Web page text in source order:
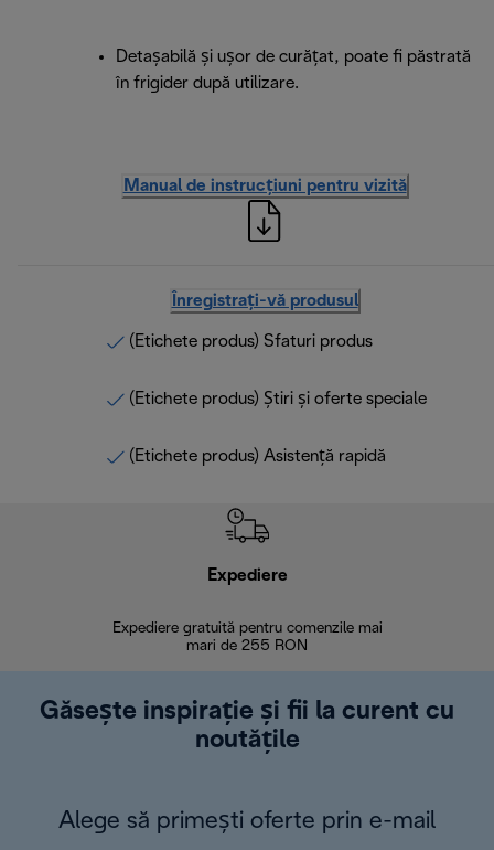
Detașabilă și ușor de curățat, poate fi păstrată
în frigider după utilizare.
Manual de instrucțiuni pentru vizită
Înregistrați-vă produsul
(Etichete produs) Sfaturi produs
(Etichete produs) Știri și oferte speciale
(Etichete produs) Asistență rapidă
Expediere
Expediere gratuită pentru comenzile mai
mari de 255 RON
Găsește inspirație și fii la curent cu
noutățile
Alege să primești oferte prin e-mail